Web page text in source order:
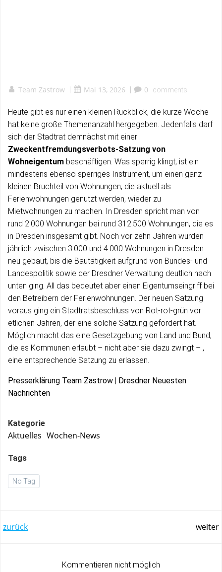
Team Zastrow | Mai 13, 2026 | 0 comments
Heute gibt es nur einen kleinen Rückblick, die kurze Woche
hat keine große Themenanzahl hergegeben. Jedenfalls darf
sich der Stadtrat demnächst mit einer
Zweckentfremdungsverbots-Satzung von
Wohneigentum beschäftigen. Was sperrig klingt, ist ein
mindestens ebenso sperriges Instrument, um einen ganz
kleinen Bruchteil von Wohnungen, die aktuell als
Ferienwohnungen genutzt werden, wieder zu
Mietwohnungen zu machen. In Dresden spricht man von
rund 2.000 Wohnungen bei rund 312.500 Wohnungen, die es
in Dresden insgesamt gibt. Noch vor zehn Jahren wurden
jährlich zwischen 3.000 und 4.000 Wohnungen in Dresden
neu gebaut, bis die Bautätigkeit aufgrund von Bundes- und
Landespolitik sowie der Dresdner Verwaltung deutlich nach
unten ging. All das bedeutet aber einen Eigentumseingriff bei
den Betreibern der Ferienwohnungen. Der neuen Satzung
voraus ging ein Stadtratsbeschluss von Rot-rot-grün vor
etlichen Jahren, der eine solche Satzung gefordert hat.
Möglich macht das eine Gesetzgebung von Land und Bund,
die es Kommunen erlaubt – nicht aber sie dazu zwingt – ,
eine entsprechende Satzung zu erlassen.
Presserklärung Team Zastrow | Dresdner Neuesten
Nachrichten
Kategorie
Aktuelles Wochen-News
Tags
No Tag
Post
navigation
zurück
navigation
weiter
Kommentieren nicht möglich